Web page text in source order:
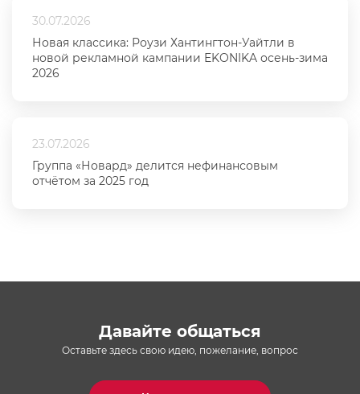
30.07.2026
Новая классика: Роузи Хантингтон-Уайтли в
новой рекламной кампании EKONIKA осень-зима
2026
23.07.2026
Группа «Новард» делится нефинансовым
отчётом за 2025 год
Давайте общаться
Оставьте здесь свою идею, пожелание, вопрос